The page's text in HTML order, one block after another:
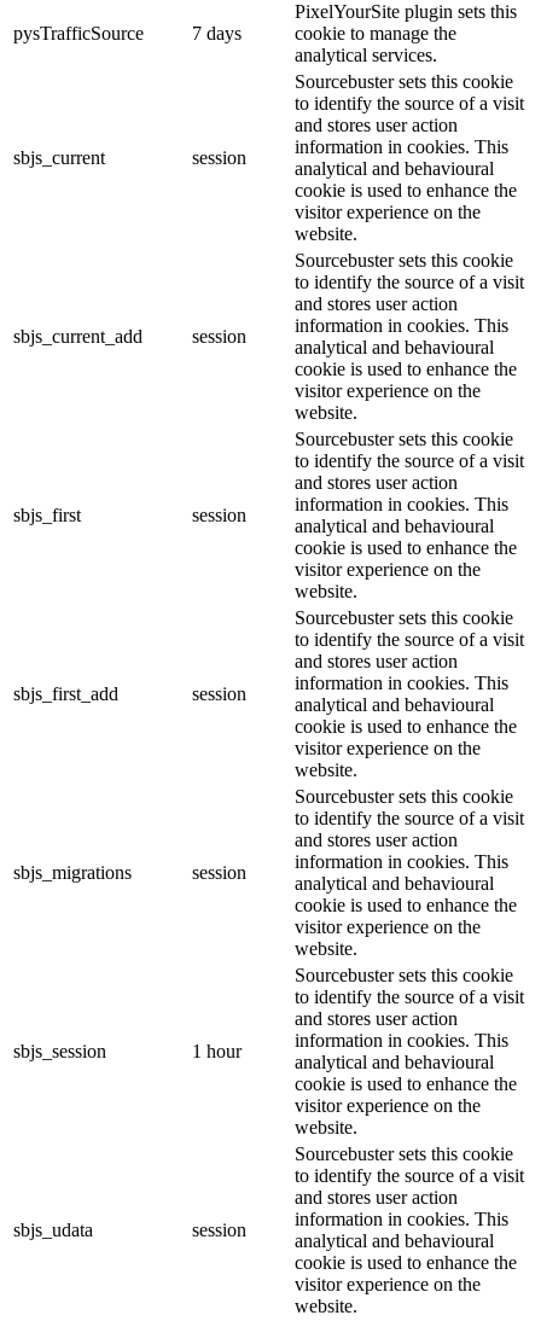
pysTrafficSource 7 days
PixelYourSite plugin sets this
cookie to manage the
analytical services.
sbjs_current session
Sourcebuster sets this cookie
to identify the source of a visit
and stores user action
information in cookies. This
analytical and behavioural
cookie is used to enhance the
visitor experience on the
website.
sbjs_current_add session
Sourcebuster sets this cookie
to identify the source of a visit
and stores user action
information in cookies. This
analytical and behavioural
cookie is used to enhance the
visitor experience on the
website.
sbjs_first session
Sourcebuster sets this cookie
to identify the source of a visit
and stores user action
information in cookies. This
analytical and behavioural
cookie is used to enhance the
visitor experience on the
website.
sbjs_first_add session
Sourcebuster sets this cookie
to identify the source of a visit
and stores user action
information in cookies. This
analytical and behavioural
cookie is used to enhance the
visitor experience on the
website.
sbjs_migrations session
Sourcebuster sets this cookie
to identify the source of a visit
and stores user action
information in cookies. This
analytical and behavioural
cookie is used to enhance the
visitor experience on the
website.
sbjs_session 1 hour
Sourcebuster sets this cookie
to identify the source of a visit
and stores user action
information in cookies. This
analytical and behavioural
cookie is used to enhance the
visitor experience on the
website.
sbjs_udata session
Sourcebuster sets this cookie
to identify the source of a visit
and stores user action
information in cookies. This
analytical and behavioural
cookie is used to enhance the
visitor experience on the
website.